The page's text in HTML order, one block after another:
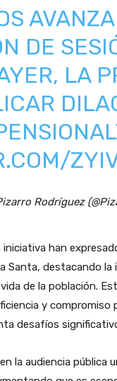
DE
LA
Rodríguez
han
Santa, destacando
de la población.
y
desafíos
la audiencia pública